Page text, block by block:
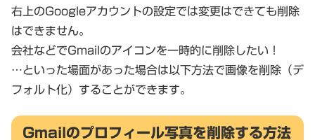
右上のGoogleアカウントの設定では変更はできても削除
はできません。
会社などでGmailのアイコンを一時的に削除したい！
…といった場面があった場合は以下方法で画像を削除（デ
フォルト化）することができます。
Gmailのプロフィール写真を削除する方法